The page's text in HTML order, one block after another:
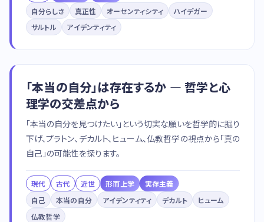
自分らしさ
真正性 オーセンティシティ
ハイデガー
サルトル
アイデンティティ
「本当の自分」は存在するか — 哲学と心
理学の交差点から
「本当の自分を見つけたい」という切実な願いを哲学的に掘り
下げ、プラトン、デカルト、ヒューム、仏教哲学の視点から「真の
自己」の可能性を探ります。
現代 古代 近世 形而上学
実存主義
自己
本当の自分 アイデンティティ デカルト
ヒューム
仏教哲学